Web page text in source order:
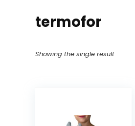
termofor
Showing the single result